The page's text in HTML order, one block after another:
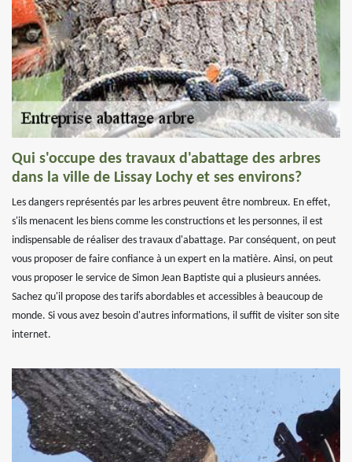
Qui s'occupe des travaux d'abattage des arbres
dans la ville de Lissay Lochy et ses environs?
Les dangers représentés par les arbres peuvent être nombreux. En effet,
s'ils menacent les biens comme les constructions et les personnes, il est
indispensable de réaliser des travaux d'abattage. Par conséquent, on peut
vous proposer de faire confiance à un expert en la matière. Ainsi, on peut
vous proposer le service de Simon Jean Baptiste qui a plusieurs années.
Sachez qu'il propose des tarifs abordables et accessibles à beaucoup de
monde. Si vous avez besoin d'autres informations, il suffit de visiter son site
internet.